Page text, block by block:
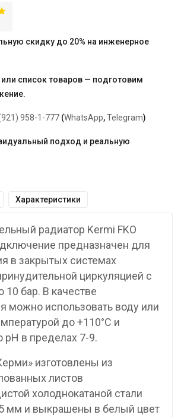
скидку до 20% на инженерное
список товаров — подготовим
958-1-777 (WhatsApp,Telegram)
подход и реальную
Характеристики
радиатор Kermi FKO
предназначен для
в закрытых системах
циркуляцией с
бар. В качестве
можно использовать воду или
до +110°C и
pH в пределах 7-9.
изготовлены из
листов
холоднокатаной стали
мм и выкрашены в белый цвет